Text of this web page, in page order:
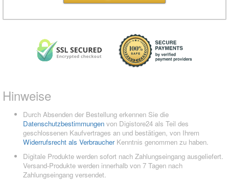
Hinweise
Durch Absenden der Bestellung erkennen Sie die
Datenschutzbestimmungen von Digistore24 als Teil des
geschlossenen Kaufvertrages an und bestätigen, von Ihrem
Widerrufsrecht als VerbraucherKenntnis genommen zu haben.
Digitale Produkte werden sofort nach Zahlungseingang ausgeliefert.
Versand-Produkte werden innerhalb von 7 Tagen nach
Zahlungseingang versendet.